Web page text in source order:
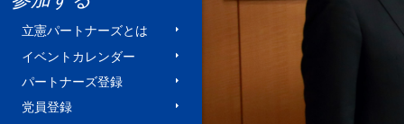
立憲パートナーズとは
イベントカレンダー
パートナーズ登録
党員登録